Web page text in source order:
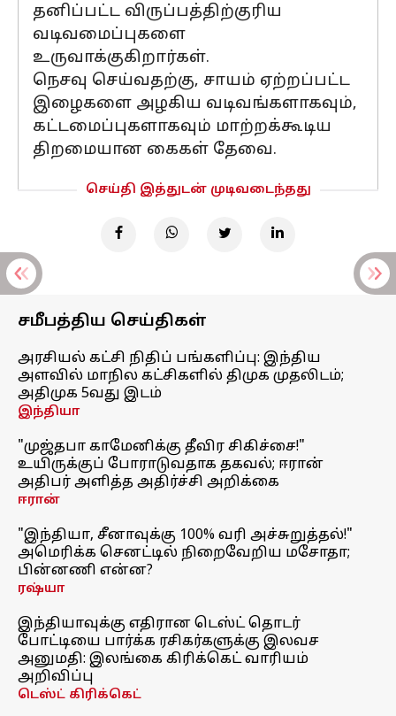
தனிப்பட்ட விருப்பத்திற்குரிய
வடிவமைப்புகளை
உருவாக்குகிறார்கள்.
நெசவு செய்வதற்கு, சாயம் ஏற்றப்பட்ட
இழைகளை அழகிய வடிவங்களாகவும்,
கட்டமைப்புகளாகவும் மாற்றக்கூடிய
திறமையான கைகள் தேவை.
செய்தி இத்துடன் முடிவடைந்தது
சமீபத்திய செய்திகள்
அரசியல் கட்சி நிதிப் பங்களிப்பு: இந்திய
அளவில் மாநில கட்சிகளில் திமுக முதலிடம்;
அதிமுக 5வது இடம்
இந்தியா
"முஜ்தபா காமேனிக்கு தீவிர சிகிச்சை!"
உயிருக்குப் போராடுவதாக தகவல்; ஈரான்
அதிபர் அளித்த அதிர்ச்சி அறிக்கை
ஈரான்
"இந்தியா, சீனாவுக்கு 100% வரி அச்சுறுத்தல்!"
அமெரிக்க செனட்டில் நிறைவேறிய மசோதா;
பின்னணி என்ன?
ரஷ்யா
இந்தியாவுக்கு எதிரான டெஸ்ட் தொடர்
போட்டியை பார்க்க ரசிகர்களுக்கு இலவச
அனுமதி: இலங்கை கிரிக்கெட் வாரியம்
அறிவிப்பு
டெஸ்ட் கிரிக்கெட்